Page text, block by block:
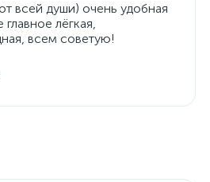
всей души) очень удобная
лёгкая,
всем советую!